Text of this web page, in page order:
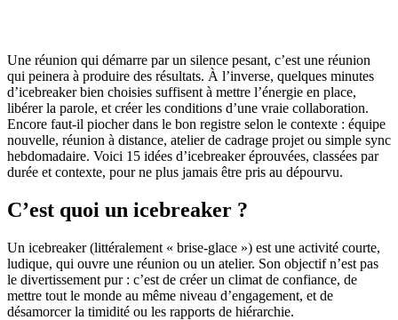
Une réunion qui démarre par un silence pesant, c’est une réunion
qui peinera à produire des résultats. À l’inverse, quelques minutes
d’icebreaker bien choisies suffisent à mettre l’énergie en place,
libérer la parole, et créer les conditions d’une vraie collaboration.
Encore faut-il piocher dans le bon registre selon le contexte : équipe
nouvelle, réunion à distance, atelier de cadrage projet ou simple sync
hebdomadaire. Voici 15 idées d’icebreaker éprouvées, classées par
durée et contexte, pour ne plus jamais être pris au dépourvu.
C’est quoi un icebreaker ?
Un icebreaker (littéralement « brise-glace ») est une activité courte,
ludique, qui ouvre une réunion ou un atelier. Son objectif n’est pas
le divertissement pur : c’est de créer un climat de confiance, de
mettre tout le monde au même niveau d’engagement, et de
désamorcer la timidité ou les rapports de hiérarchie.